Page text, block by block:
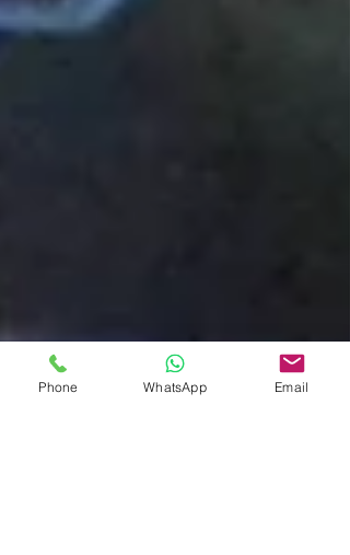
Phone WhatsApp Email